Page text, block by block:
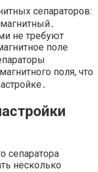
сепараторов:
не требуют
поле
поля, что
сепаратора
несколько